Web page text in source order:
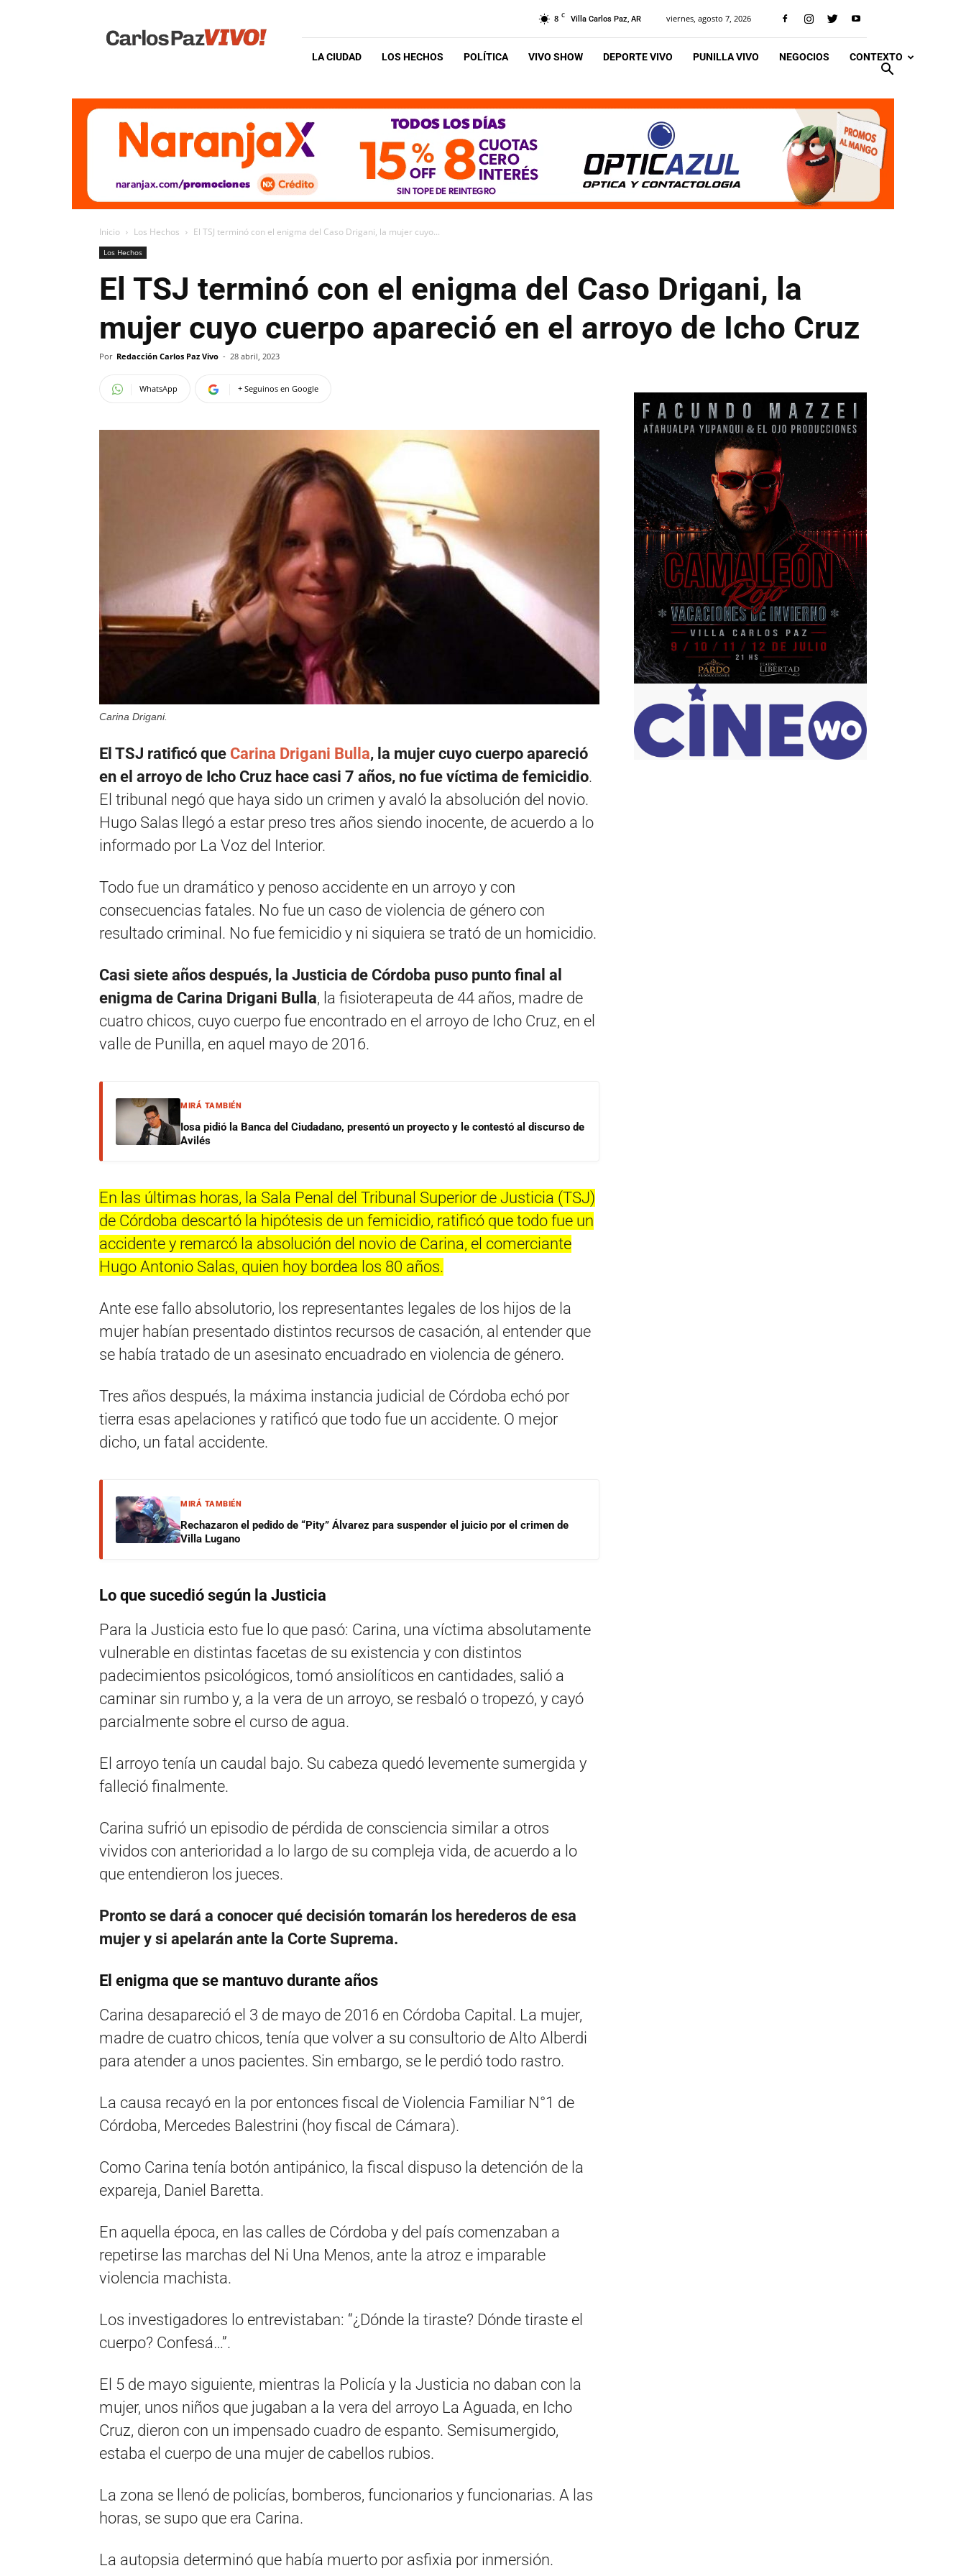
Vivo
8 C Villa Carlos Paz, AR viernes, agosto 7, 2026
LA CIUDAD LOS HECHOS POLÍTICA VIVO SHOW DEPORTE VIVO PUNILLA VIVO NEGOCIOS CONTEXTO
Inicio Los Hechos El TSJ terminó con el enigma del Caso Drigani, la mujer cuyo...
Los Hechos
El TSJ terminó con el enigma del Caso Drigani, la
mujer cuyo cuerpo apareció en el arroyo de Icho Cruz
Por Redacción Carlos Paz Vivo - 28 abril, 2023
WhatsApp + Seguinos en Google
Carina Drigani.
El TSJ ratificó que Carina Drigani Bulla, la mujer cuyo cuerpo apareció
en el arroyo de Icho Cruz hace casi 7 años, no fue víctima de femicidio.
El tribunal negó que haya sido un crimen y avaló la absolución del novio.
Hugo Salas llegó a estar preso tres años siendo inocente, de acuerdo a lo
informado por La Voz del Interior.
Todo fue un dramático y penoso accidente en un arroyo y con
consecuencias fatales. No fue un caso de violencia de género con
resultado criminal. No fue femicidio y ni siquiera se trató de un homicidio.
Casi siete años después, la Justicia de Córdoba puso punto final al
enigma de Carina Drigani Bulla, la fisioterapeuta de 44 años, madre de
cuatro chicos, cuyo cuerpo fue encontrado en el arroyo de Icho Cruz, en el
valle de Punilla, en aquel mayo de 2016.
MIRÁ TAMBIÉN
Iosa pidió la Banca del Ciudadano, presentó un proyecto y le contestó al discurso de
Avilés
En las últimas horas, la Sala Penal del Tribunal Superior de Justicia (TSJ)
de Córdoba descartó la hipótesis de un femicidio, ratificó que todo fue un
accidente y remarcó la absolución del novio de Carina, el comerciante
Hugo Antonio Salas, quien hoy bordea los 80 años.
Ante ese fallo absolutorio, los representantes legales de los hijos de la
mujer habían presentado distintos recursos de casación, al entender que
se había tratado de un asesinato encuadrado en violencia de género.
Tres años después, la máxima instancia judicial de Córdoba echó por
tierra esas apelaciones y ratificó que todo fue un accidente. O mejor
dicho, un fatal accidente.
MIRÁ TAMBIÉN
Rechazaron el pedido de “Pity” Álvarez para suspender el juicio por el crimen de
Villa Lugano
Lo que sucedió según la Justicia
Para la Justicia esto fue lo que pasó: Carina, una víctima absolutamente
vulnerable en distintas facetas de su existencia y con distintos
padecimientos psicológicos, tomó ansiolíticos en cantidades, salió a
caminar sin rumbo y, a la vera de un arroyo, se resbaló o tropezó, y cayó
parcialmente sobre el curso de agua.
El arroyo tenía un caudal bajo. Su cabeza quedó levemente sumergida y
falleció finalmente.
Carina sufrió un episodio de pérdida de consciencia similar a otros
vividos con anterioridad a lo largo de su compleja vida, de acuerdo a lo
que entendieron los jueces.
Pronto se dará a conocer qué decisión tomarán los herederos de esa
mujer y si apelarán ante la Corte Suprema.
El enigma que se mantuvo durante años
Carina desapareció el 3 de mayo de 2016 en Córdoba Capital. La mujer,
madre de cuatro chicos, tenía que volver a su consultorio de Alto Alberdi
para atender a unos pacientes. Sin embargo, se le perdió todo rastro.
La causa recayó en la por entonces fiscal de Violencia Familiar N°1 de
Córdoba, Mercedes Balestrini (hoy fiscal de Cámara).
Como Carina tenía botón antipánico, la fiscal dispuso la detención de la
expareja, Daniel Baretta.
En aquella época, en las calles de Córdoba y del país comenzaban a
repetirse las marchas del Ni Una Menos, ante la atroz e imparable
violencia machista.
Los investigadores lo entrevistaban: “¿Dónde la tiraste? Dónde tiraste el
cuerpo? Confesá…”.
El 5 de mayo siguiente, mientras la Policía y la Justicia no daban con la
mujer, unos niños que jugaban a la vera del arroyo La Aguada, en Icho
Cruz, dieron con un impensado cuadro de espanto. Semisumergido,
estaba el cuerpo de una mujer de cabellos rubios.
La zona se llenó de policías, bomberos, funcionarios y funcionarias. A las
horas, se supo que era Carina.
La autopsia determinó que había muerto por asfixia por inmersión.